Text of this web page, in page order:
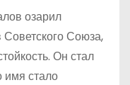
озарил
Союза,
Он стал
имя стало